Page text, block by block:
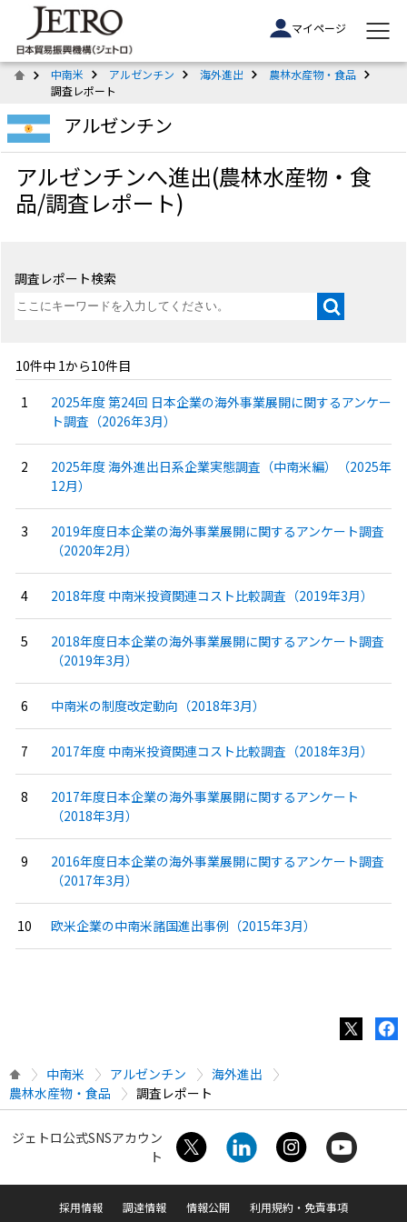
マイページ
中南米 アルゼンチン 海外進出
農林水産物・食品
調査レポート
アルゼンチン
アルゼンチンへ進出(農林水産物・食
品/調査レポート)
調査レポート検索
10件中 1から10件目
2025年度 第24回 日本企業の海外事業展開に関するアンケー
ト調査（2026年3月）
2025年度 海外進出日系企業実態調査（中南米編）（2025年
12月）
2019年度日本企業の海外事業展開に関するアンケート調査
（2020年2月）
2018年度 中南米投資関連コスト比較調査（2019年3月）
2018年度日本企業の海外事業展開に関するアンケート調査
（2019年3月）
中南米の制度改定動向（2018年3月）
2017年度 中南米投資関連コスト比較調査（2018年3月）
2017年度日本企業の海外事業展開に関するアンケート
（2018年3月）
2016年度日本企業の海外事業展開に関するアンケート調査
（2017年3月）
欧米企業の中南米諸国進出事例（2015年3月）
中南米 アルゼンチン
海外進出
農林水産物・食品
調査レポート
ジェトロ公式SNSアカウン
ト
採用情報 調達情報 情報公開 利用規約・免責事項